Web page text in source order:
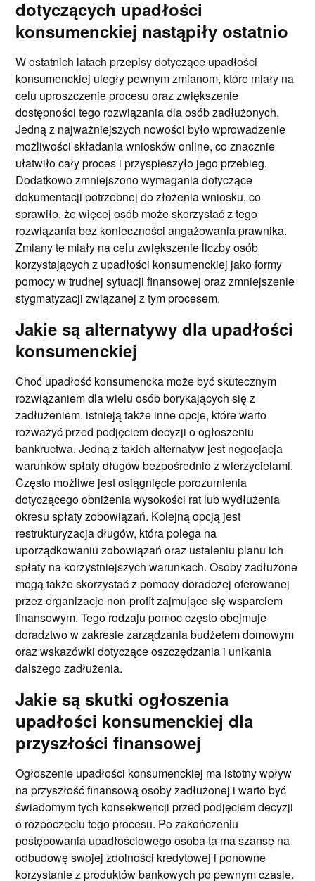
dotyczących upadłości
konsumenckiej nastąpiły ostatnio
W ostatnich latach przepisy dotyczące upadłości
konsumenckiej uległy pewnym zmianom, które miały na
celu uproszczenie procesu oraz zwiększenie
dostępności tego rozwiązania dla osób zadłużonych.
Jedną z najważniejszych nowości było wprowadzenie
możliwości składania wniosków online, co znacznie
ułatwiło cały proces i przyspieszyło jego przebieg.
Dodatkowo zmniejszono wymagania dotyczące
dokumentacji potrzebnej do złożenia wniosku, co
sprawiło, że więcej osób może skorzystać z tego
rozwiązania bez konieczności angażowania prawnika.
Zmiany te miały na celu zwiększenie liczby osób
korzystających z upadłości konsumenckiej jako formy
pomocy w trudnej sytuacji finansowej oraz zmniejszenie
stygmatyzacji związanej z tym procesem.
Jakie są alternatywy dla upadłości
konsumenckiej
Choć upadłość konsumencka może być skutecznym
rozwiązaniem dla wielu osób borykających się z
zadłużeniem, istnieją także inne opcje, które warto
rozważyć przed podjęciem decyzji o ogłoszeniu
bankructwa. Jedną z takich alternatyw jest negocjacja
warunków spłaty długów bezpośrednio z wierzycielami.
Często możliwe jest osiągnięcie porozumienia
dotyczącego obniżenia wysokości rat lub wydłużenia
okresu spłaty zobowiązań. Kolejną opcją jest
restrukturyzacja długów, która polega na
uporządkowaniu zobowiązań oraz ustaleniu planu ich
spłaty na korzystniejszych warunkach. Osoby zadłużone
mogą także skorzystać z pomocy doradczej oferowanej
przez organizacje non-profit zajmujące się wsparciem
finansowym. Tego rodzaju pomoc często obejmuje
doradztwo w zakresie zarządzania budżetem domowym
oraz wskazówki dotyczące oszczędzania i unikania
dalszego zadłużenia.
Jakie są skutki ogłoszenia
upadłości konsumenckiej dla
przyszłości finansowej
Ogłoszenie upadłości konsumenckiej ma istotny wpływ
na przyszłość finansową osoby zadłużonej i warto być
świadomym tych konsekwencji przed podjęciem decyzji
o rozpoczęciu tego procesu. Po zakończeniu
postępowania upadłościowego osoba ta ma szansę na
odbudowę swojej zdolności kredytowej i ponowne
korzystanie z produktów bankowych po pewnym czasie.